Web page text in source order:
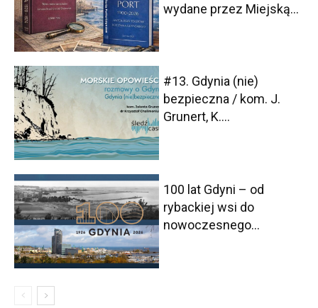
wydane przez Miejską...
#13. Gdynia (nie)
bezpieczna / kom. J.
Grunert, K....
100 lat Gdyni – od
rybackiej wsi do
nowoczesnego...